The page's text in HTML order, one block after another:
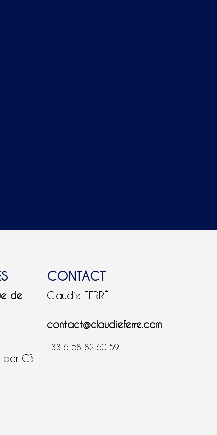
de
par CB
CONTACT
Claudie FERRÉ
contact@claudieferre.com
+33 6 58 82 60 59